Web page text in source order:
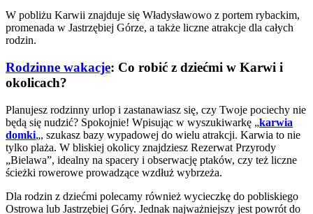
W pobliżu Karwii znajduje się Władysławowo z portem rybackim,
promenada w Jastrzębiej Górze, a także liczne atrakcje dla całych
rodzin.
Rodzinne wakacje: Co robić z dziećmi w Karwi i
okolicach?
Planujesz rodzinny urlop i zastanawiasz się, czy Twoje pociechy nie
będą się nudzić? Spokojnie! Wpisując w wyszukiwarkę „karwia
domki„, szukasz bazy wypadowej do wielu atrakcji. Karwia to nie
tylko plaża. W bliskiej okolicy znajdziesz Rezerwat Przyrody
„Bielawa”, idealny na spacery i obserwację ptaków, czy też liczne
ścieżki rowerowe prowadzące wzdłuż wybrzeża.
Dla rodzin z dziećmi polecamy również wycieczkę do pobliskiego
Ostrowa lub Jastrzębiej Góry. Jednak najważniejszy jest powrót do